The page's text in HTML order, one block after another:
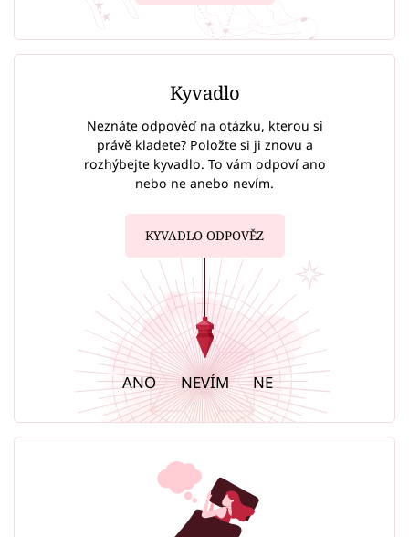
Kyvadlo
Neznáte odpověď na otázku, kterou si
právě kladete? Položte si ji znovu a
rozhýbejte kyvadlo. To vám odpoví ano
nebo ne anebo nevím.
KYVADLO ODPOVĚZ
ANO NEVÍM NE